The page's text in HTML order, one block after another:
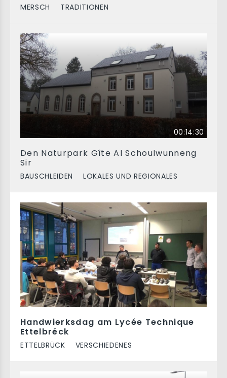
MERSCH TRADITIONEN
00:14:30
Den Naturpark Gîte Al Schoulwunneng
Sir
BAUSCHLEIDEN LOKALES UND REGIONALES
Handwierksdag am Lycée Technique
Ettelbréck
ETTELBRÜCK VERSCHIEDENES